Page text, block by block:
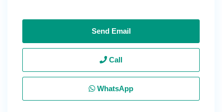
Send Email
Call
WhatsApp